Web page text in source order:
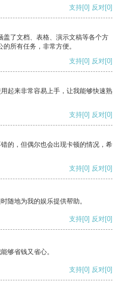
支持[0] 反对[0]
盖了文档、表格、演示文稿等各个方
所有任务，非常方便。
支持[0] 反对[0]
起来非常容易上手，让我能够快速熟
支持[0] 反对[0]
的，但偶尔也会出现卡顿的情况，希
支持[0] 反对[0]
随地为我的娱乐提供帮助。
支持[0] 反对[0]
够省钱又省心。
支持[0] 反对[0]